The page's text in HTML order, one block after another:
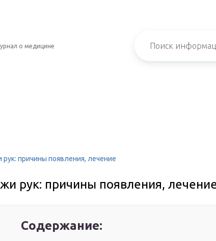
о медицине
рук: причины появления, лечение
рук: причины появления,
Содержание: